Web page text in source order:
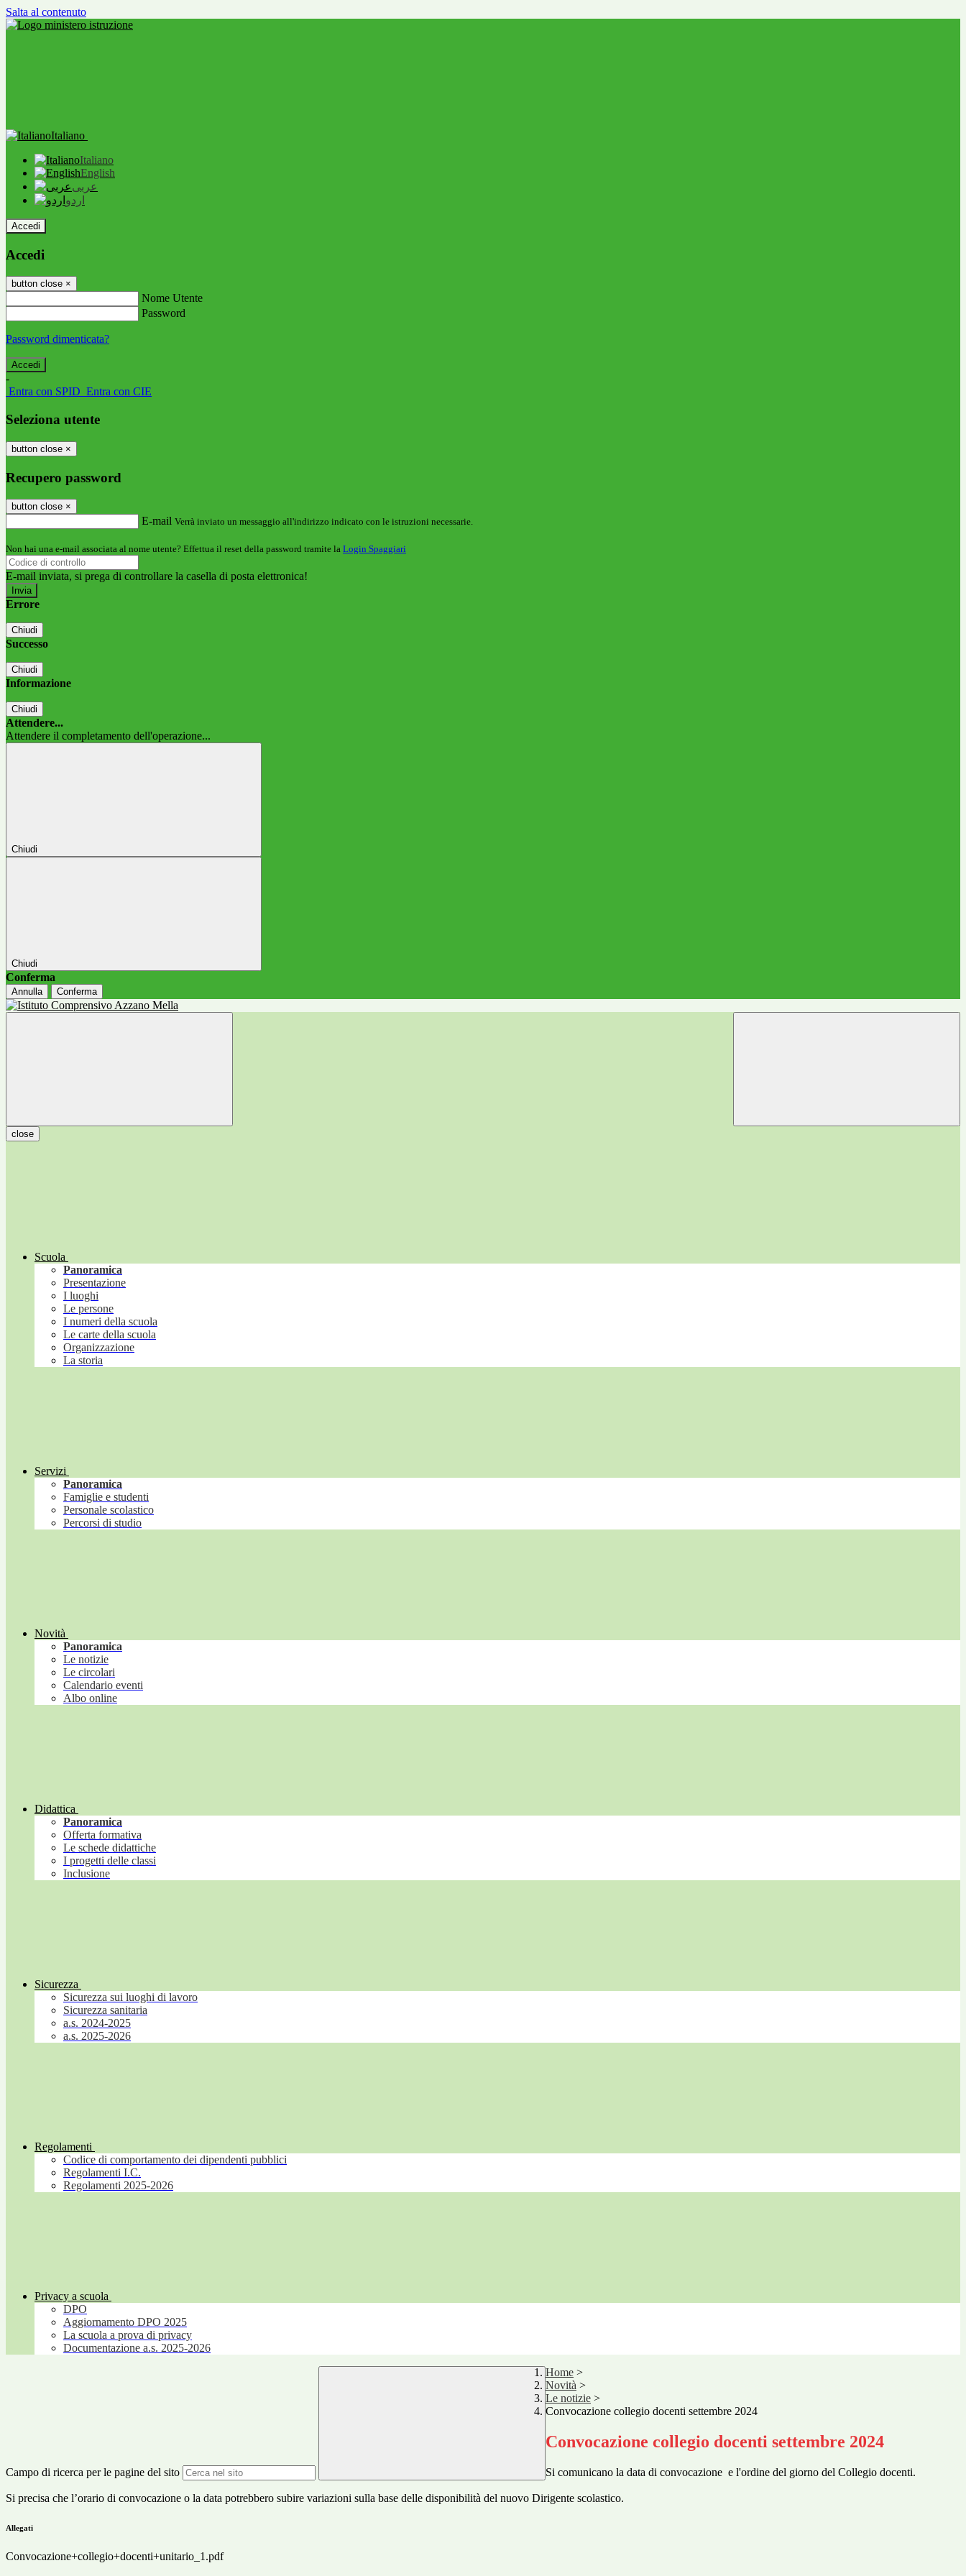
Salta al contenuto
Italiano
Italiano
English
عربى
اردو
Accedi
Accedi
button close ×
Nome Utente
Password
Password dimenticata?
-
Entra con SPID Entra con CIE
Seleziona utente
button close ×
Recupero password
button close ×
E-mail Verrà inviato un messaggio all'indirizzo indicato con le istruzioni necessarie.
Non hai una e-mail associata al nome utente? Effettua il reset della password tramite la Login Spaggiari
E-mail inviata, si prega di controllare la casella di posta elettronica!
Errore
Chiudi
Successo
Chiudi
Informazione
Chiudi
Attendere...
Attendere il completamento dell'operazione...
Chiudi
Chiudi
Conferma
Annulla Conferma
close
Scuola
Panoramica
Presentazione
I luoghi
Le persone
I numeri della scuola
Le carte della scuola
Organizzazione
La storia
Servizi
Panoramica
Famiglie e studenti
Personale scolastico
Percorsi di studio
Novità
Panoramica
Le notizie
Le circolari
Calendario eventi
Albo online
Didattica
Panoramica
Offerta formativa
Le schede didattiche
I progetti delle classi
Inclusione
Sicurezza
Sicurezza sui luoghi di lavoro
Sicurezza sanitaria
a.s. 2024-2025
a.s. 2025-2026
Regolamenti
Codice di comportamento dei dipendenti pubblici
Regolamenti I.C.
Regolamenti 2025-2026
Privacy a scuola
DPO
Aggiornamento DPO 2025
La scuola a prova di privacy
Documentazione a.s. 2025-2026
Campo di ricerca per le pagine del sito
Home >
Novità >
Le notizie >
Convocazione collegio docenti settembre 2024
Convocazione collegio docenti settembre 2024
Si comunicano la data di convocazione e l'ordine del giorno del Collegio docenti.
Si precisa che l’orario di convocazione o la data potrebbero subire variazioni sulla base delle disponibilità del nuovo Dirigente scolastico.
Allegati
Convocazione+collegio+docenti+unitario_1.pdf